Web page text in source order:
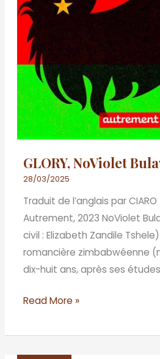
GLORY, NoViolet
28/03/2025
Traduit de l’anglais par
Autrement, 2023 NoViolet
civil : Elizabeth Zandile
romancière zimbabwéenne
dix-huit ans, après ses
Read More »